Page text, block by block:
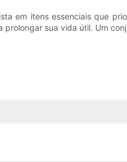
em itens essenciais que
sua vida útil. Um